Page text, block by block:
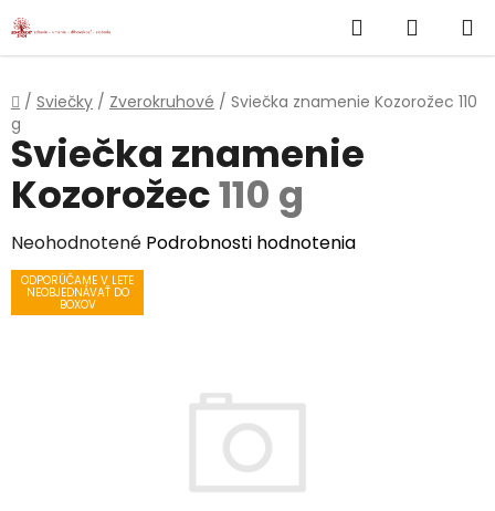
Prejsť
na
Hľadať
KOŠÍK
Domov
/ Sviečky / Zverokruhové / Sviečka znamenie Kozorožec 110
g
Sviečka znamenie
Kozorožec110 g
Priemerné
hodnotenie
produktu
Neohodnotené Podrobnosti hodnotenia
ODPORÚČAME V LETE
NEOBJEDNÁVAŤ DO
BOXOV